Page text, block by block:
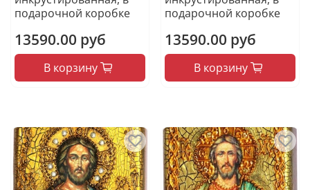
подарочной коробке
13590.00 руб
В корзину
подарочной коробке
13590.00 руб
В корзину